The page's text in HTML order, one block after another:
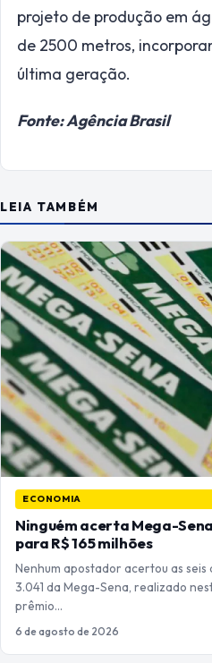
projeto de produção em
de 2500 metros,
última geração.
Fonte: Agência Brasil
LEIA TAMBÉM
ECONOMIA
Ninguém acerta Mega-
para R$ 165 milhões
Nenhum apostador acertou as seis
3.041 da Mega-Sena, realizado
prêmio…
6 de agosto de 2026